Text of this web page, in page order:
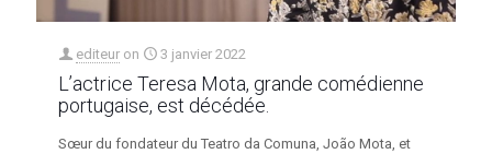
editeur on 3 janvier 2022
L’actrice Teresa Mota, grande comédienne
portugaise, est décédée.
Sœur du fondateur du Teatro da Comuna, João Mota, et